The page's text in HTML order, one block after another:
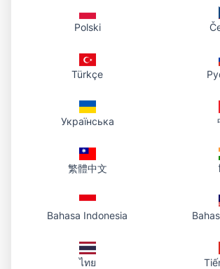
Bakit pinipili ng Art Fight
Ginawa para sa busy na Art Fight
ilang segundo sa warmup, peak event, o
Polski
Türkçe
Українська
繁體中文
Bahasa Indonesia
ไทย